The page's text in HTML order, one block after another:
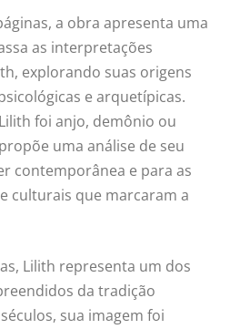
a obra apresenta uma
as interpretações
explorando suas origens
e arquetípicas.
foi anjo, demônio ou
uma análise de seu
contemporânea e para as
culturais que marcaram a
Lilith representa um dos
da tradição
sua imagem foi